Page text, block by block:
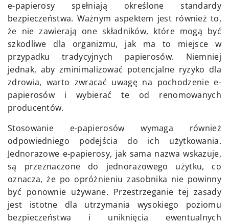
e-papierosy spełniają określone standardy
bezpieczeństwa. Ważnym aspektem jest również to,
że nie zawierają one składników, które mogą być
szkodliwe dla organizmu, jak ma to miejsce w
przypadku tradycyjnych papierosów. Niemniej
jednak, aby zminimalizować potencjalne ryzyko dla
zdrowia, warto zwracać uwagę na pochodzenie e-
papierosów i wybierać te od renomowanych
producentów.
Stosowanie e-papierosów wymaga również
odpowiedniego podejścia do ich użytkowania.
Jednorazowe e-papierosy, jak sama nazwa wskazuje,
są przeznaczone do jednorazowego użytku, co
oznacza, że po opróżnieniu zasobnika nie powinny
być ponownie używane. Przestrzeganie tej zasady
jest istotne dla utrzymania wysokiego poziomu
bezpieczeństwa i uniknięcia ewentualnych